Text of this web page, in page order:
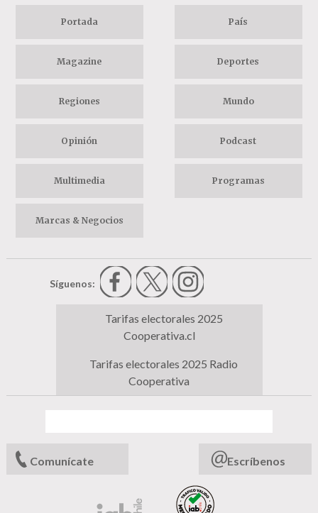
Portada País
Magazine Deportes
Regiones Mundo
Opinión Podcast
Multimedia Programas
Marcas & Negocios
Síguenos:
Tarifas electorales 2025
Cooperativa.cl
Tarifas electorales 2025 Radio
Cooperativa
Comunícate Escríbenos